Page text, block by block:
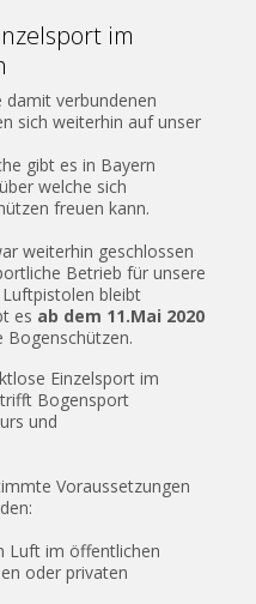
im
damit verbundenen
sich weiterhin auf unser
gibt es in Bayern
welche sich
freuen kann.
weiterhin geschlossen
Betrieb für unsere
bleibt
es ab dem 11.Mai 2020
Bogenschützen.
Einzelsport im
Bogensport
und
Voraussetzungen
Luft im öffentlichen
oder privaten